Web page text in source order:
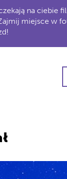
na ciebie
miejsce w